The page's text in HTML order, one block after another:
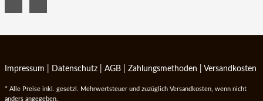
Impressum Datenschutz AGB Zahlungsmethoden Versandkosten
* Alle Preise inkl. gesetzl. Mehrwertsteuer und zuzüglich Versandkosten, wenn nicht
anders angegeben.